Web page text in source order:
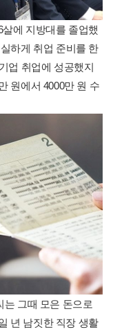
에 지방대를 졸업했
하게 취업 준비를 한
업 취업에 성공했지
원에서 4000만 원 수
는 그때 모은 돈으로
년 남짓한 직장 생활